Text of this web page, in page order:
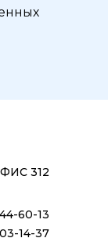
312
60-13
14-37